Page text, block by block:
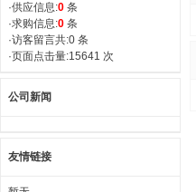
·供应信息:0 条
·求购信息:0 条
·访客留言共:0 条
·页面点击量:15641 次
公司新闻
友情链接